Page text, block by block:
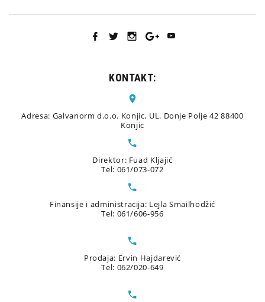
KONTAKT:
Adresa: Galvanorm d.o.o. Konjic, UL. Donje Polje 42 88400
Konjic
Direktor: Fuad Kljajić
Tel: 061/073-072
Finansije i administracija: Lejla Smailhodžić
Tel: 061/606-956
Prodaja: Ervin Hajdarević
Tel: 062/020-649